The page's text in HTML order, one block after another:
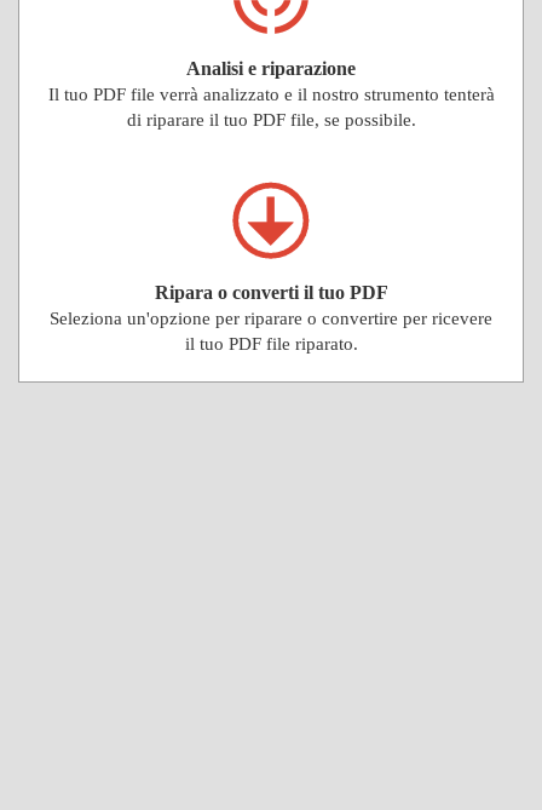
Analisi e riparazione
Il tuo PDF file verrà analizzato e il nostro strumento tenterà
di riparare il tuo PDF file, se possibile.
Ripara o converti il ​​tuo PDF
Seleziona un'opzione per riparare o convertire per ricevere
il tuo PDF file riparato.